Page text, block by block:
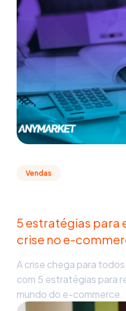
Vendas
5 estratégias para
crise no e-
A crise chega para
com 5 estratégias para
mundo do e-commerce.